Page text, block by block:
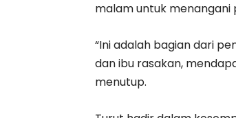
malam untuk menangani
“Ini adalah bagian dari
dan ibu rasakan,
menutup.